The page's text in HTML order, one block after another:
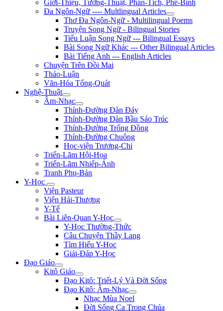
Giới-Thiệu, Tường-Thuật, Phân-Tích, Phê-Bình
Đa Ngôn-Ngữ ---- Multlingual Articles
Thơ Đa Ngôn-Ngữ - Multilingual Poems
Truyện Song Ngữ - Bilingual Stories
Tiểu Luận Song Ngữ --- Bilingual Essays
Bài Song Ngữ Khác --- Other Bilingual Articles
Bài Tiếng Anh --- English Articles
Chuyện Trên Đồi Mai
Thảo-Luận
Văn-Hóa Tổng-Quát
Nghệ-Thuật
Âm-Nhạc
Thính-Đường Đàn Đáy
Thính-Đường Đàn Bầu Sáo Trúc
Thính-Đường Trống Đồng
Thính-Đường Chuông
Học-viện Trương-Chi
Triển-Lãm Hội-Họa
Triển-Lãm Nhiếp-Ảnh
Tranh Phụ-Bản
Y-Học
Viện Pasteur
Viện Hải-Thượng
Y-Tế
Bài Liên-Quan Y-Học
Y-Học Thường-Thức
Câu Chuyện Thầy Lang
Tìm Hiểu Y-Hoc
Giải-Đáp Y-Học
Đạo Giáo
Kitô Giáo
Đạo Kitô: Triết-Lý Và Đời Sống
Đạo Kitô: Âm-Nhạc
Nhạc Mùa Noel
Đời Sống Ca Trong Chúa